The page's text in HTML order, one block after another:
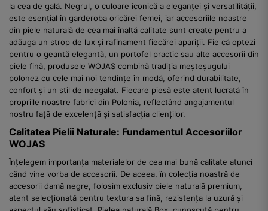
la cea de gală. Negrul, o culoare iconică a eleganței și versatilității,
este esențial în garderoba oricărei femei, iar accesoriile noastre
din piele naturală de cea mai înaltă calitate sunt create pentru a
adăuga un strop de lux și rafinament fiecărei apariții. Fie că optezi
pentru o geantă elegantă, un portofel practic sau alte accesorii din
piele fină, produsele WOJAS combină tradiția meșteșugului
polonez cu cele mai noi tendințe în modă, oferind durabilitate,
confort și un stil de neegalat. Fiecare piesă este atent lucrată în
propriile noastre fabrici din Polonia, reflectând angajamentul
nostru față de excelență și satisfacția clienților.
Calitatea Pielii Naturale: Fundamentul Accesoriilor
WOJAS
Înțelegem importanța materialelor de cea mai bună calitate atunci
când vine vorba de accesorii. De aceea, în colecția noastră de
accesorii damă negre, folosim exclusiv piele naturală premium,
atent selecționată pentru textura sa fină, rezistența la uzură și